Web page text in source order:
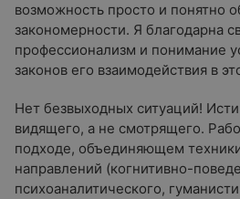
возможность просто и понятно
закономерности. Я благодарна
профессионализм и понимание
законов его взаимодействия в
Нет безвыходных ситуаций!
видящего, а не смотрящего.
подходе, объединяющем
направлений (когнитивно-
психоаналитического,